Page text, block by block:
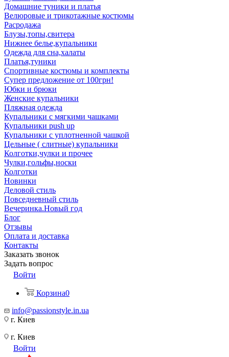
Домашние туники и платья
Велюровые и трикотажные костюмы
Расродажа
Блузы,топы,свитера
Нижнее белье,купальники
Одежда для сна,халаты
Платья,туники
Спортивные костюмы и комплекты
Супер предложение от 100грн!
Юбки и брюки
Женские купальники
Пляжная одежда
Купальники с мягкими чашками
Купальники push up
Купальники с уплотненной чашкой
Цельные ( слитные) купальники
Колготки,чулки и прочее
Чулки,гольфы,носки
Колготки
Новинки
Деловой стиль
Повседневный стиль
Вечеринка.Новый год
Блог
Отзывы
Оплата и доставка
Контакты
Заказать звонок
Задать вопрос
Войти
Корзина0
info@passionstyle.in.ua
г. Киев
г. Киев
Войти